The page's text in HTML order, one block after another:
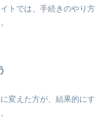
トでは、手続きのやり方
変えた方が、結果的にす